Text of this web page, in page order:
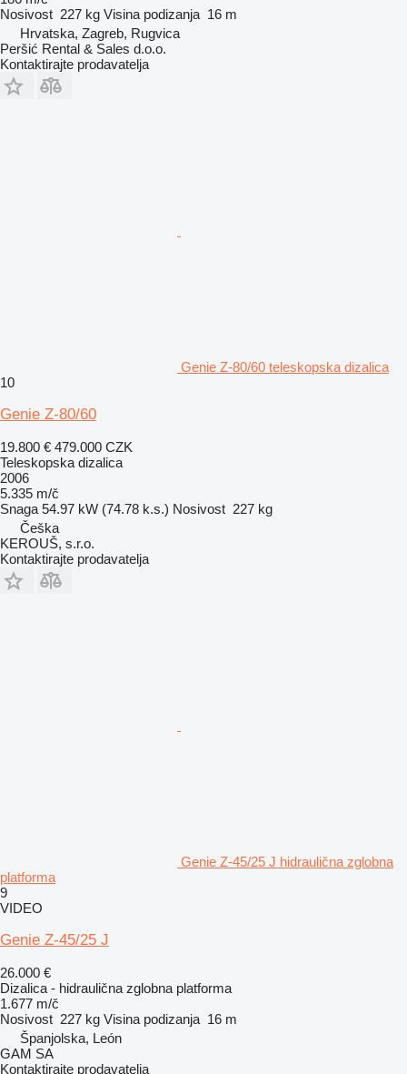
Nosivost 227 kg Visina podizanja 16 m
Hrvatska, Zagreb, Rugvica
Peršić Rental & Sales d.o.o.
Kontaktirajte prodavatelja
Genie Z-80/60 teleskopska dizalica
10
Genie Z-80/60
19.800 € 479.000 CZK
Teleskopska dizalica
2006
5.335 m/č
Snaga 54.97 kW (74.78 k.s.) Nosivost 227 kg
Češka
KEROUŠ, s.r.o.
Kontaktirajte prodavatelja
Genie Z-45/25 J hidraulična zglobna
platforma
9
VIDEO
Genie Z-45/25 J
26.000 €
Dizalica - hidraulična zglobna platforma
1.677 m/č
Nosivost 227 kg Visina podizanja 16 m
Španjolska, León
GAM SA
Kontaktirajte prodavatelja